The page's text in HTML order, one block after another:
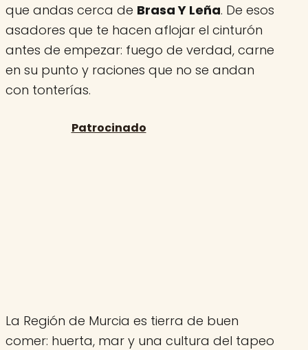
que andas cerca de Brasa Y Leña. De esos
asadores que te hacen aflojar el cinturón
antes de empezar: fuego de verdad, carne
en su punto y raciones que no se andan
con tonterías.
La Región de Murcia es tierra de buen
comer: huerta, mar y una cultura del tapeo